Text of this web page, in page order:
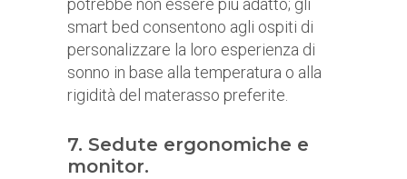
potrebbe non essere più adatto; gli
smart bed consentono agli ospiti di
personalizzare la loro esperienza di
sonno in base alla temperatura o alla
rigidità del materasso preferite.
7. Sedute ergonomiche e
monitor.